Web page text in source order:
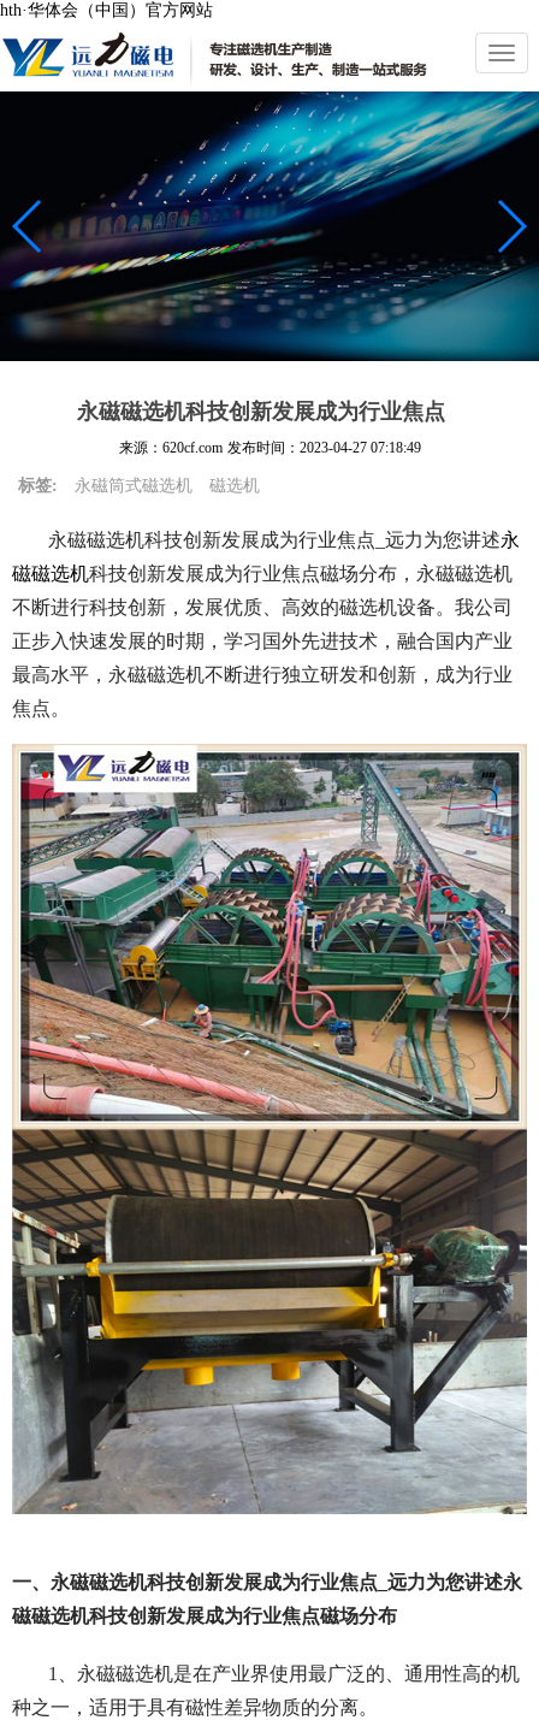
hth·华体会（中国）官方网站
切
换
导
航
永磁磁选机科技创新发展成为行业焦点
来源：620cf.com 发布时间： 2023-04-27 07:18:49
标签: 永磁筒式磁选机 磁选机
永磁磁选机科技创新发展成为行业焦点_远力为您讲述永
磁磁选机科技创新发展成为行业焦点磁场分布，永磁磁选机
不断进行科技创新，发展优质、高效的磁选机设备。我公司
正步入快速发展的时期，学习国外先进技术，融合国内产业
最高水平，永磁磁选机不断进行独立研发和创新，成为行业
焦点。
一、永磁磁选机科技创新发展成为行业焦点_远力为您讲述永
磁磁选机科技创新发展成为行业焦点磁场分布
1、永磁磁选机是在产业界使用最广泛的、通用性高的机
种之一，适用于具有磁性差异物质的分离。